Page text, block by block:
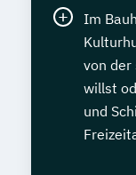
Im
von der
willst
und